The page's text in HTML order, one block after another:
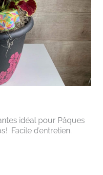
idéal pour Pâques
Facile d’entretien.